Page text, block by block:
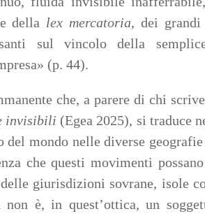
della lex mercatoria, dei grandi
sul vincolo della
(p. 44).
che, a parere di chi
invisibili (Egea 2025), si traduce
del mondo nelle diverse
che questi movimenti
giurisdizioni sovrane, isole
non è, in quest’ottica, un